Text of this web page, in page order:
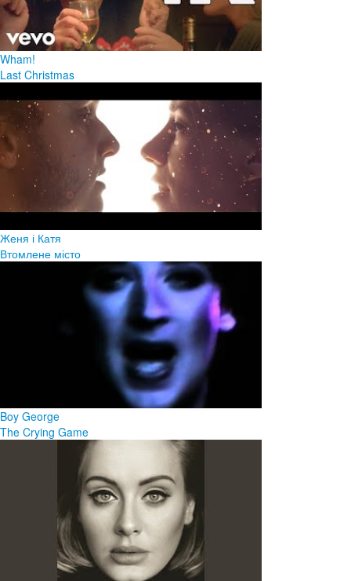
Wham!
Last Christmas
Женя і Катя
Втомлене місто
Boy George
The Crying Game